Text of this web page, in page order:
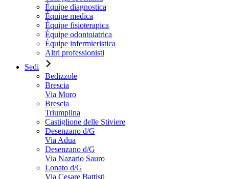
Équipe diagnostica
Équipe medica
Équipe fisioterapica
Équipe odontoiatrica
Équipe infermieristica
Altri professionisti
Sedi
Bedizzole
Brescia
Via Moro
Brescia
Triumplina
Castiglione delle Stiviere
Desenzano d/G
Via Adua
Desenzano d/G
Via Nazario Sauro
Lonato d/G
Via Cesare Battisti